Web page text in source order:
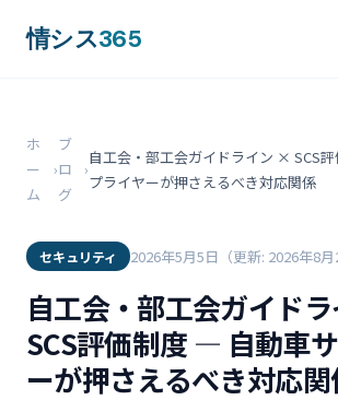
情シス365
ホ
ー
ム
›
ブ
ロ
グ
›
自工会・部工会ガイドライン × SCS
プライヤーが押さえるべき対応関係
セキュリティ 2026年5月5日 （更新: 2026年8月
自工会・部工会ガイド
SCS評価制度 ― 自動車
ーが押さえるべき対応